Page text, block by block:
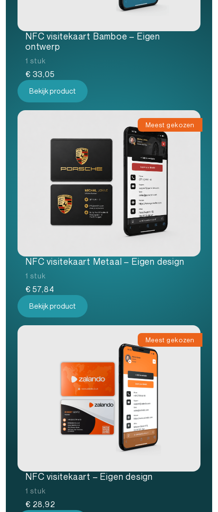
NFC visitekaart Bamboe – Eigen
ontwerp
1 stuk
€ 33,05
Bekijk product
Meest gekozen
NFC visitekaart Metaal – Eigen design
1 stuk
€ 57,84
Bekijk product
Meest gekozen
NFC visitekaart – Eigen design
1 stuk
€ 28,92